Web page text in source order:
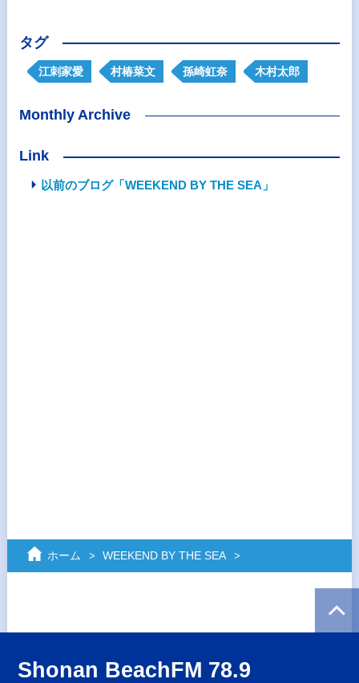
タグ
江刺家愛 村椿菜文 孫崎虹奈 木村太郎
Monthly Archive
Link
以前のブログ「WEEKEND BY THE SEA」
ホーム WEEKEND BY THE SEA
Shonan BeachFM 78.9